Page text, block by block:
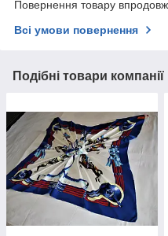
Повернення товару
Всі умови повернення
Подібні товари компанії